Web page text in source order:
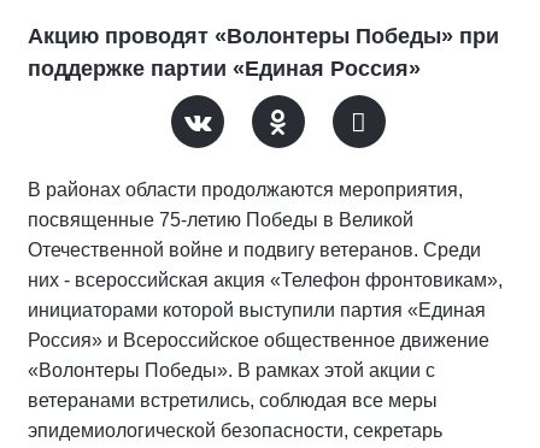
Акцию проводят «Волонтеры Победы» при
поддержке партии «Единая Россия»
В районах области продолжаются мероприятия,
посвященные 75-летию Победы в Великой
Отечественной войне и подвигу ветеранов. Среди
них - всероссийская акция «Телефон фронтовикам»,
инициаторами которой выступили партия «Единая
Россия» и Всероссийское общественное движение
«Волонтеры Победы». В рамках этой акции с
ветеранами встретились, соблюдая все меры
эпидемиологической безопасности, секретарь